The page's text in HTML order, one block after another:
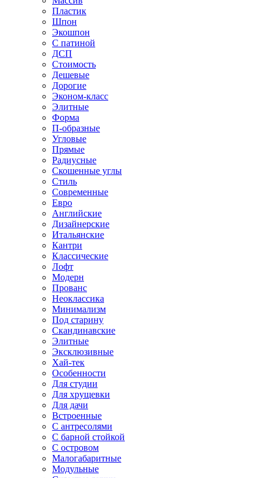
Пластик
Шпон
Экошпон
С патиной
ДСП
Стоимость
Дешевые
Дорогие
Эконом-класс
Элитные
Форма
П-образные
Угловые
Прямые
Радиусные
Скошенные углы
Стиль
Современные
Евро
Английские
Дизайнерские
Итальянские
Кантри
Классические
Лофт
Модерн
Прованс
Неоклассика
Минимализм
Под старину
Скандинавские
Элитные
Эксклюзивные
Хай-тек
Особенности
Для студии
Для хрущевки
Для дачи
Встроенные
С антресолями
С барной стойкой
С островом
Малогабаритные
Модульные